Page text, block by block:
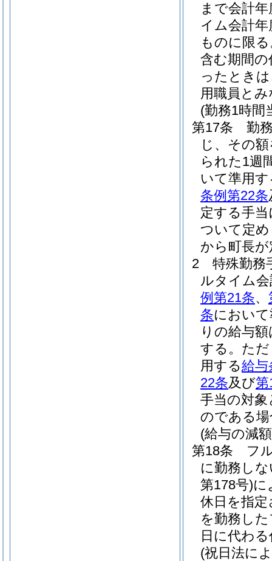
まで会計
イム会計
ものに限
含む期間
ったとき
用職員と
(勤務1時間
第17条
勤
じ、その
られた1週
いて準用
条例第22条
定する手
ついて定
から町長
2
特殊勤務
ルタイム
例第21条、
条におい
りの給与
する。 た
用する給与
22条及び第
手当の対
のである
(給与の減
第18条
フ
に勤務し
第178号)に
休日を指
を勤務し
日に代わ
(祝日法に